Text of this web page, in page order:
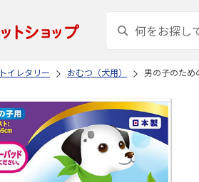
トイレタリー おむつ（犬用） 男の子のため